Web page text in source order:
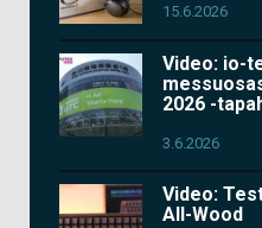
15.6.2026
Video: io-
2026 -
3.6.2026
Video:
All-Wood